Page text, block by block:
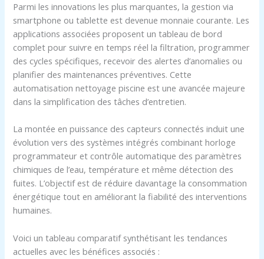
Parmi les innovations les plus marquantes, la gestion via
smartphone ou tablette est devenue monnaie courante. Les
applications associées proposent un tableau de bord
complet pour suivre en temps réel la filtration, programmer
des cycles spécifiques, recevoir des alertes d’anomalies ou
planifier des maintenances préventives. Cette
automatisation nettoyage piscine est une avancée majeure
dans la simplification des tâches d’entretien.
La montée en puissance des capteurs connectés induit une
évolution vers des systèmes intégrés combinant horloge
programmateur et contrôle automatique des paramètres
chimiques de l’eau, température et même détection des
fuites. L’objectif est de réduire davantage la consommation
énergétique tout en améliorant la fiabilité des interventions
humaines.
Voici un tableau comparatif synthétisant les tendances
actuelles avec les bénéfices associés :